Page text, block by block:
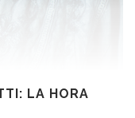
LA HORA